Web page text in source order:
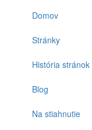
Domov
Stránky
História stránok
Blog
Na stiahnutie